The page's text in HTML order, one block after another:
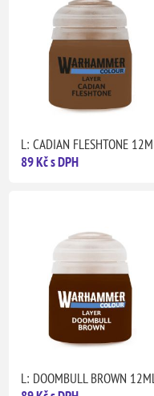
L: CADIAN FLESHTONE
89 Kč s DPH
L: DOOMBULL BROWN